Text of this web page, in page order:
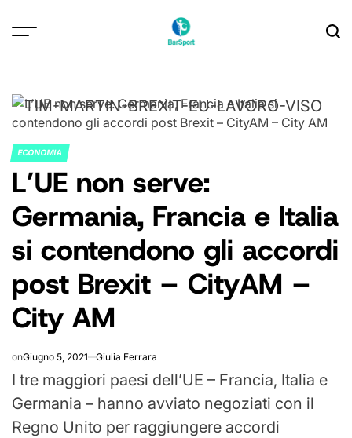
POSTED
IN
ECONOMIA
L’UE non serve:
Germania, Francia e Italia
si contendono gli accordi
post Brexit – CityAM –
City AM
onGiugno 5, 2021 Giulia Ferrara
I tre maggiori paesi dell’UE – Francia, Italia e
Germania – hanno avviato negoziati con il
Regno Unito per raggiungere accordi